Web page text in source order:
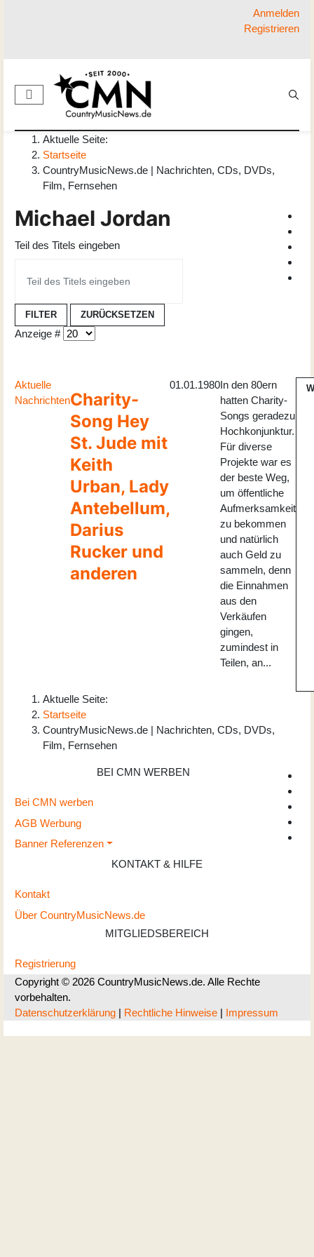
Anmelden
Registrieren
Aktuelle Seite:
Startseite
CountryMusicNews.de | Nachrichten, CDs, DVDs,
Film, Fernsehen
Michael Jordan
Teil des Titels eingeben
FILTER ZURÜCKSETZEN
Anzeige #
Aktuelle
NachrichtenCharity-
Song Hey
St. Jude mit
Keith
Urban, Lady
Antebellum,
Darius
Rucker und
anderen
01.01.1980In den 80ern
hatten Charity-
Songs geradezu
Hochkonjunktur.
Für diverse
Projekte war es
der beste Weg,
um öffentliche
Aufmerksamkeit
zu bekommen
und natürlich
auch Geld zu
sammeln, denn
die Einnahmen
aus den
Verkäufen
gingen,
zumindest in
Teilen, an...
Aktuelle Seite:
Startseite
CountryMusicNews.de | Nachrichten, CDs, DVDs,
Film, Fernsehen
BEI CMN WERBEN
Bei CMN werben
AGB Werbung
Banner Referenzen
KONTAKT & HILFE
Kontakt
Über CountryMusicNews.de
MITGLIEDSBEREICH
Registrierung
Copyright © 2026 CountryMusicNews.de. Alle Rechte
vorbehalten.
Datenschutzerklärung | Rechtliche Hinweise | Impressum